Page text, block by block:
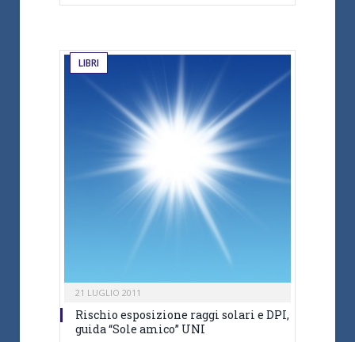
LIBRI
21 LUGLIO 2011
Rischio esposizione raggi solari e DPI,
guida “Sole amico” UNI